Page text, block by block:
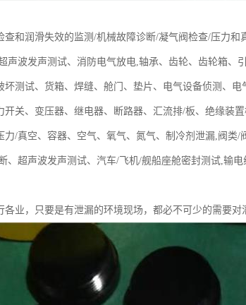
查和润滑失效的监测/机械故障诊断/凝气阀检查/压力
声波发声测试、消防电气放电,轴承、齿轮、齿轮箱、
坏测试、货箱、焊缝、舱门、垫片、电气设备侦测、
开关、变压器、继电器、断路器、汇流排/板、绝缘装
力/真空、容器、空气、氧气、氮气、制冷剂泄漏,阀类
、超声波发声测试、汽车/飞机/舰船座舱密封测试,输
各业，只要是有泄漏的环境现场，都必不可少的需要对